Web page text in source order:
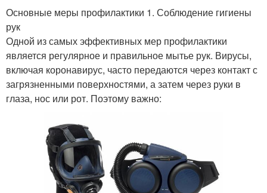
Основные меры профилактики 1. Соблюдение гигиены
рук
Одной из самых эффективных мер профилактики
является регулярное и правильное мытье рук. Вирусы,
включая коронавирус, часто передаются через контакт с
загрязненными поверхностями, а затем через руки в
глаза, нос или рот. Поэтому важно: